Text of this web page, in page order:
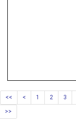
<< < 1 2 3
>>